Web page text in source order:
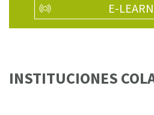
E-
INSTITUCIONES